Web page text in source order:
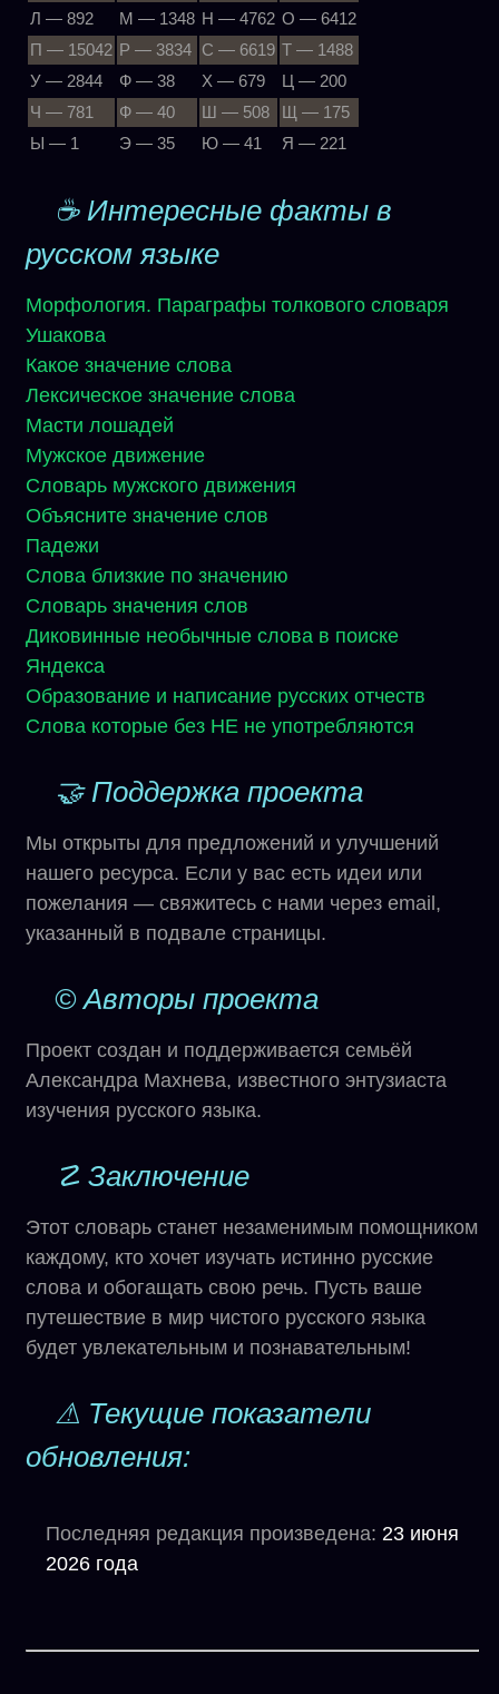
Л — 892 М — 1348 Н — 4762 О — 6412
П — 15042 Р — 3834 С — 6619 Т — 1488
У — 2844
Ф — 38 Х — 679
Ц — 200
Ч — 781
Ф — 40 Ш — 508
Щ — 175
Ы — 1
Э — 35 Ю — 41 Я — 221
☕ Интересные факты в
русском языке
Морфология. Параграфы толкового словаря
Ушакова
Какое значение слова
Лексическое значение слова
Масти лошадей
Мужское движение
Словарь мужского движения
Объясните значение слов
Падежи
Слова близкие по значению
Словарь значения слов
Диковинные необычные слова в поиске
Яндекса
Образование и написание русских отчеств
Слова которые без НЕ не употребляются
🤝 Поддержка проекта
Мы открыты для предложений и улучшений
нашего ресурса. Если у вас есть идеи или
пожелания — свяжитесь с нами через email,
указанный в подвале страницы.
© Авторы проекта
Проект создан и поддерживается семьёй
Александра Махнева, известного энтузиаста
изучения русского языка.
☡ Заключение
Этот словарь станет незаменимым помощником
каждому, кто хочет изучать истинно русские
слова и обогащать свою речь. Пусть ваше
путешествие в мир чистого русского языка
будет увлекательным и познавательным!
⚠ Текущие показатели
обновления:
Последняя редакция произведена: 23 июня
2026 года